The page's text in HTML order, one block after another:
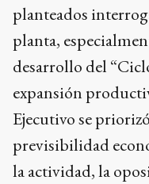
planteados
planta,
desarrollo del
expansión
Ejecutivo se
previsibilidad
la actividad, la